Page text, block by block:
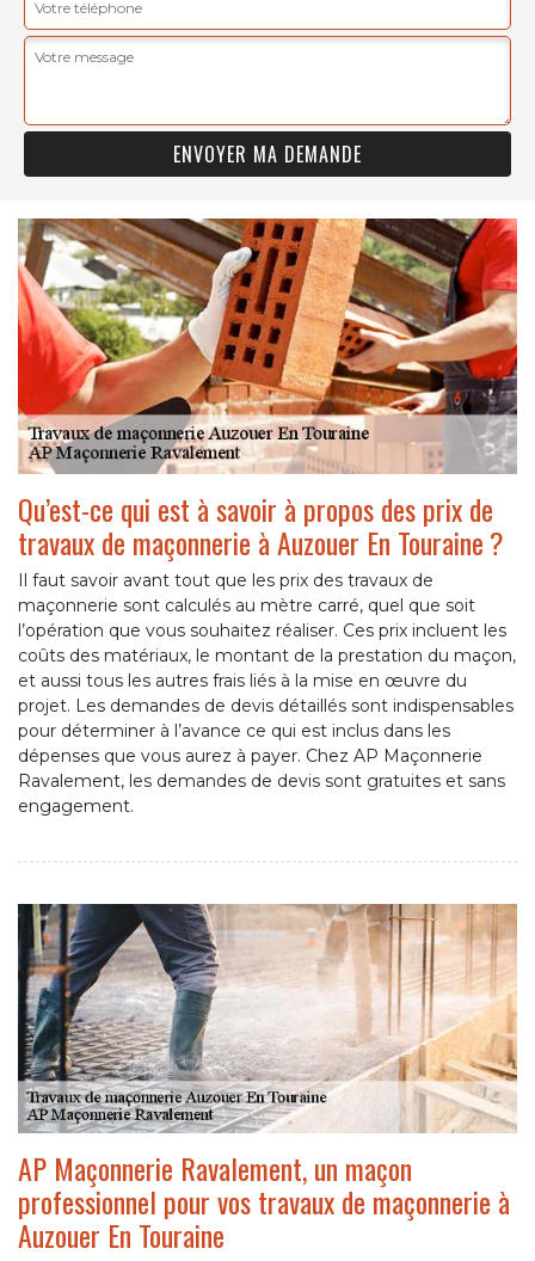
Qu’est-ce qui est à savoir à propos des prix de
travaux de maçonnerie à Auzouer En Touraine ?
Il faut savoir avant tout que les prix des travaux de
maçonnerie sont calculés au mètre carré, quel que soit
l’opération que vous souhaitez réaliser. Ces prix incluent les
coûts des matériaux, le montant de la prestation du maçon,
et aussi tous les autres frais liés à la mise en œuvre du
projet. Les demandes de devis détaillés sont indispensables
pour déterminer à l’avance ce qui est inclus dans les
dépenses que vous aurez à payer. Chez AP Maçonnerie
Ravalement, les demandes de devis sont gratuites et sans
engagement.
AP Maçonnerie Ravalement, un maçon
professionnel pour vos travaux de maçonnerie à
Auzouer En Touraine